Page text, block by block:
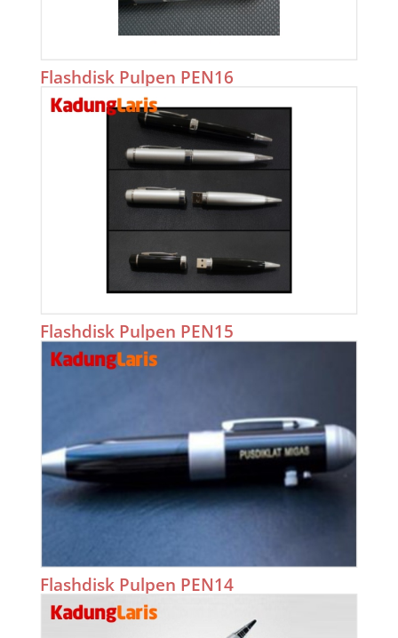
Flashdisk Pulpen PEN16
Flashdisk Pulpen PEN15
Flashdisk Pulpen PEN14